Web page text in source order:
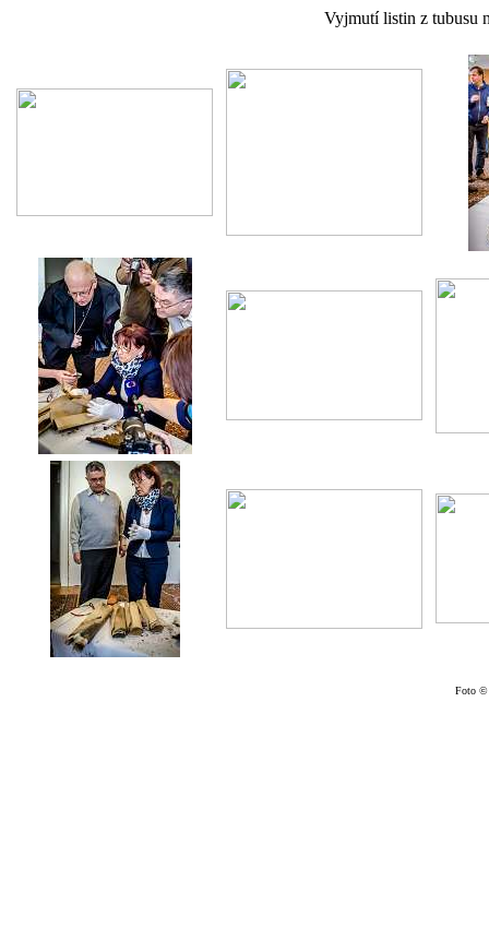
Vyjmutí listin z tubusu
Foto ©